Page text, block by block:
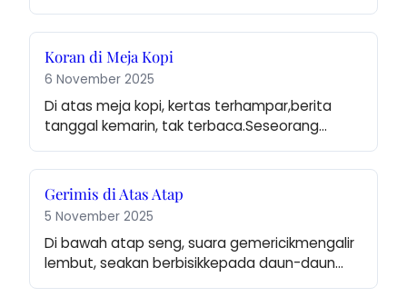
Koran di Meja Kopi
6 November 2025
Di atas meja kopi, kertas terhampar,berita
tanggal kemarin, tak terbaca.Seseorang…
Gerimis di Atas Atap
5 November 2025
Di bawah atap seng, suara gemericikmengalir
lembut, seakan berbisikkepada daun-daun…